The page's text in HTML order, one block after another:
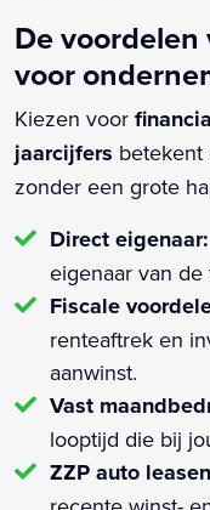
De
voor
Kiezen voor
jaarcijfers
zonder een grote
Direct eigenaar:
eigenaar van
Fiscale
renteaftrek en
aanwinst.
Vast
looptijd die bij
ZZP auto